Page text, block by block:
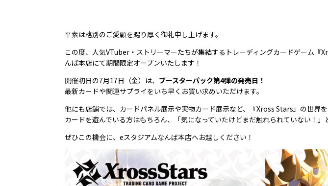
平素は格別のご愛顧を賜り厚く御礼申し上げます。
この度、人気VTuber・ストリーマーたちが集結するトレーディングカードゲーム
んば本店にて期間限定オープンいたします！
開催初日の7月17日（金）は、 ブースターパック第4弾の発売日！
最新カードや関連サプライをいち早くお買い求めいただけます。
他にも店舗では、カードパネル展示や実物カード展示など、『Xross Stars』の世界
カードを遊んでいる方はもちろん、「気になっていたけどまだ触れられていない！」
ぜひこの機会に、eスタジアムなんば本店へお越しください！